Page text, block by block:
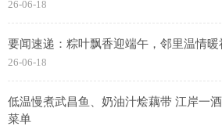
26-06-18
要闻速递：粽叶飘香迎端午，邻里温情暖
26-06-18
低温慢煮武昌鱼、奶油汁烩藕带 江岸一
菜单